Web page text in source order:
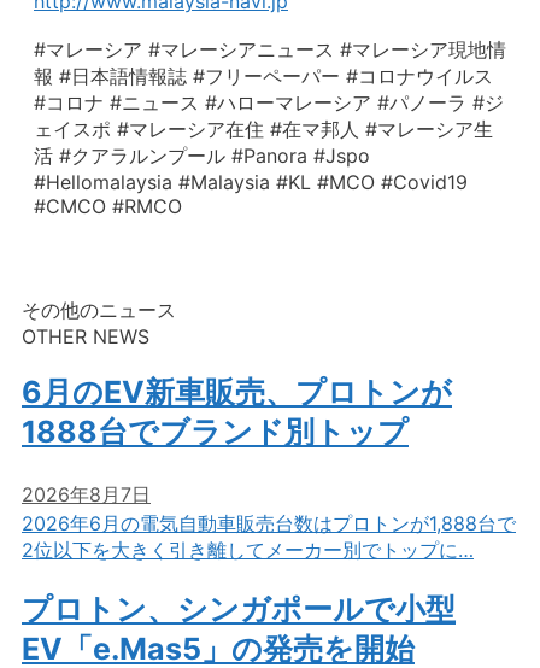
#マレーシア #マレーシアニュース #マレーシア現地情
報 #日本語情報誌 #フリーペーパー #コロナウイルス
#コロナ #ニュース #ハローマレーシア #パノーラ #ジ
ェイスポ #マレーシア在住 #在マ邦人 #マレーシア生
活 #クアラルンプール #Panora #Jspo
#Hellomalaysia #Malaysia #KL #MCO #Covid19
#CMCO #RMCO
その他のニュース
OTHER NEWS
6月のEV新車販売、プロトンが
1888台でブランド別トップ
2026年8月7日
2026年6月の電気自動車販売台数はプロトンが1,888台で
2位以下を大きく引き離してメーカー別でトップに…
プロトン、シンガポールで小型
EV「e.Mas5」の発売を開始